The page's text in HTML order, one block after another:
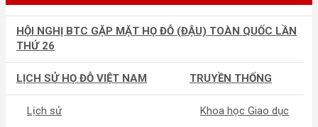
HỘI NGHỊ BTC GẶP MẶT HỌ ĐỖ (ĐẬU) TOÀN QUỐC LẦN
THỨ 26
LỊCH SỬ HỌ ĐỖ VIỆT NAM
Lịch sử
TRUYỀN THỐNG
Khoa học Giao dục